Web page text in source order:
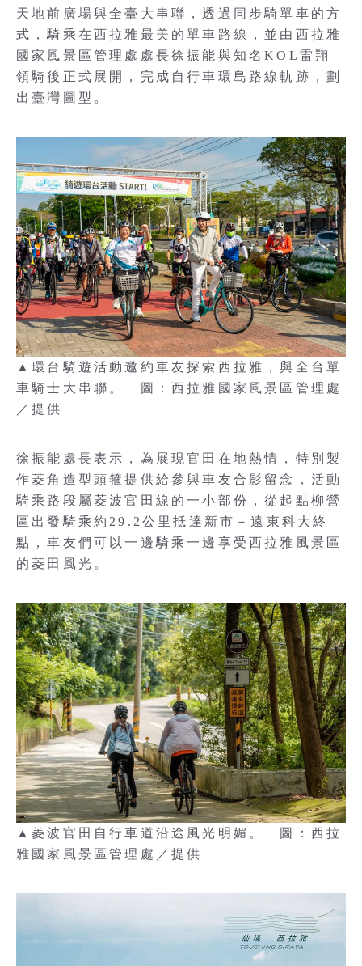
天地前廣場與全臺大串聯，透過同步騎單車的方
式，騎乘在西拉雅最美的單車路線，並由西拉雅
國家風景區管理處處長徐振能與知名KOL雷翔
領騎後正式展開，完成自行車環島路線軌跡，劃
出臺灣圖型。
▲環台騎遊活動邀約車友探索西拉雅，與全台單
車騎士大串聯。 圖：西拉雅國家風景區管理處
／提供
徐振能處長表示，為展現官田在地熱情，特別製
作菱角造型頭箍提供給參與車友合影留念，活動
騎乘路段屬菱波官田線的一小部份，從起點柳營
區出發騎乘約29.2公里抵達新市－遠東科大終
點，車友們可以一邊騎乘一邊享受西拉雅風景區
的菱田風光。
▲菱波官田自行車道沿途風光明媚。 圖：西拉
雅國家風景區管理處／提供